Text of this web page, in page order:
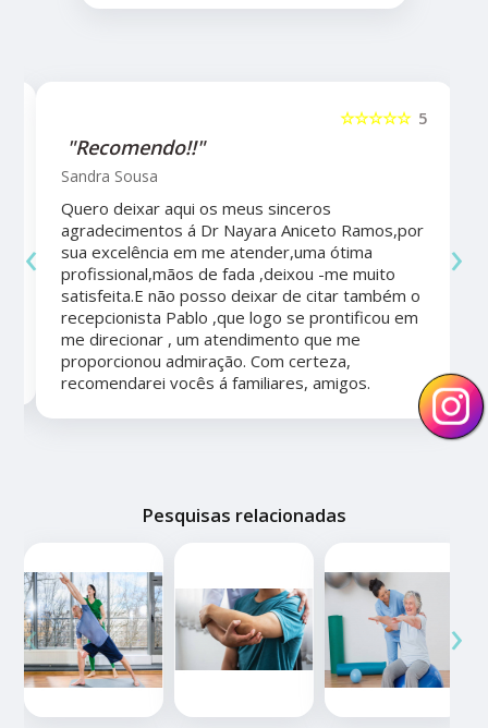
5
☆☆☆☆☆
"Recomendo!!"
Sandra Sousa
Quero deixar aqui os meus sinceros
agradecimentos á Dr Nayara Aniceto Ramos,por
sua excelência em me atender,uma ótima
profissional,mãos de fada ,deixou -me muito
satisfeita.E não posso deixar de citar também o
recepcionista Pablo ,que logo se prontificou em
me direcionar , um atendimento que me
proporcionou admiração. Com certeza,
recomendarei vocês á familiares, amigos.
‹ ›
Pesquisas relacionadas
‹ ›